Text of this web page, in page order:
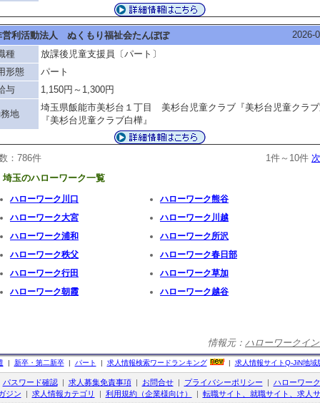
営利活動法人 ぬくもり福祉会たんぽぽ
2026-
種
放課後児童支援員〔パート〕
形態
パート
与
1,150円～1,300円
地
埼玉県飯能市美杉台１丁目 美杉台児童クラブ『美杉台児童クラ
『美杉台児童クラブ白樺』
：786件 1件～10件
埼玉のハローワーク一覧
ハローワーク川口
ハローワーク熊谷
ハローワーク大宮
ハローワーク川越
ハローワーク浦和
ハローワーク所沢
ハローワーク秩父
ハローワーク春日部
ハローワーク行田
ハローワーク草加
ハローワーク朝霞
ハローワーク越谷
情報元： ハローワークイ
| 新卒・第二新卒| パート | 求人情報検索ワードランキング | 求人情報サイトQ-JiN地域
パスワード確認| 求人募集免責事項| お問合せ| プライバシーポリシー | ハローワー
ジン | 求人情報カテゴリ | 利用規約（企業様向け） | 転職サイト、就職サイト、求人